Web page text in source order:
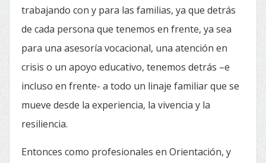
trabajando con y para las familias, ya que detrás
de cada persona que tenemos en frente, ya sea
para una asesoría vocacional, una atención en
crisis o un apoyo educativo, tenemos detrás –e
incluso en frente- a todo un linaje familiar que se
mueve desde la experiencia, la vivencia y la
resiliencia.
Entonces como profesionales en Orientación, y